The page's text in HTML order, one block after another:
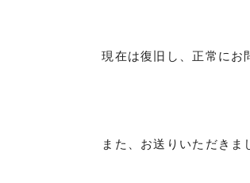
現在は復旧し、正常にお
また、お送りいただきま